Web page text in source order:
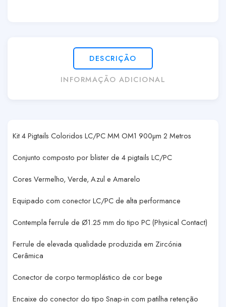
DESCRIÇÃO
INFORMAÇÃO ADICIONAL
Kit 4 Pigtails Coloridos LC/PC MM OM1 900µm 2 Metros
Conjunto composto por blister de 4 pigtails LC/PC
Cores Vermelho, Verde, Azul e Amarelo
Equipado com conector LC/PC de alta performance
Contempla ferrule de Ø1.25 mm do tipo PC (Physical Contact)
Ferrule de elevada qualidade produzida em Zircónia
Cerâmica
Conector de corpo termoplástico de cor bege
Encaixe do conector do tipo Snap-in com patilha retenção